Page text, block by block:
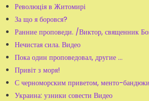
Революція в Житомирі
За що я боровся?
Ранние проповеди. /Виктор, священник
Нечистая сила. Видео
Пока один проповедовал, другие ...
Привіт з моря!
С черноморским приветом, менто-
Украина: узники совести Видео